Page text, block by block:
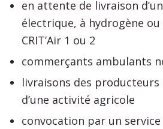
en attente de livraison
électrique, à hydrogène
CRIT’Air 1 ou 2
commerçants ambulants
livraisons des
d’une activité agricole
convocation par un service